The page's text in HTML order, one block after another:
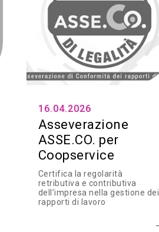
16.04.2026
Asseverazione
ASSE.CO. per
Coopservice
Certifica la regolarità
retributiva e contributiva
dell’impresa nella gestione dei
rapporti di lavoro